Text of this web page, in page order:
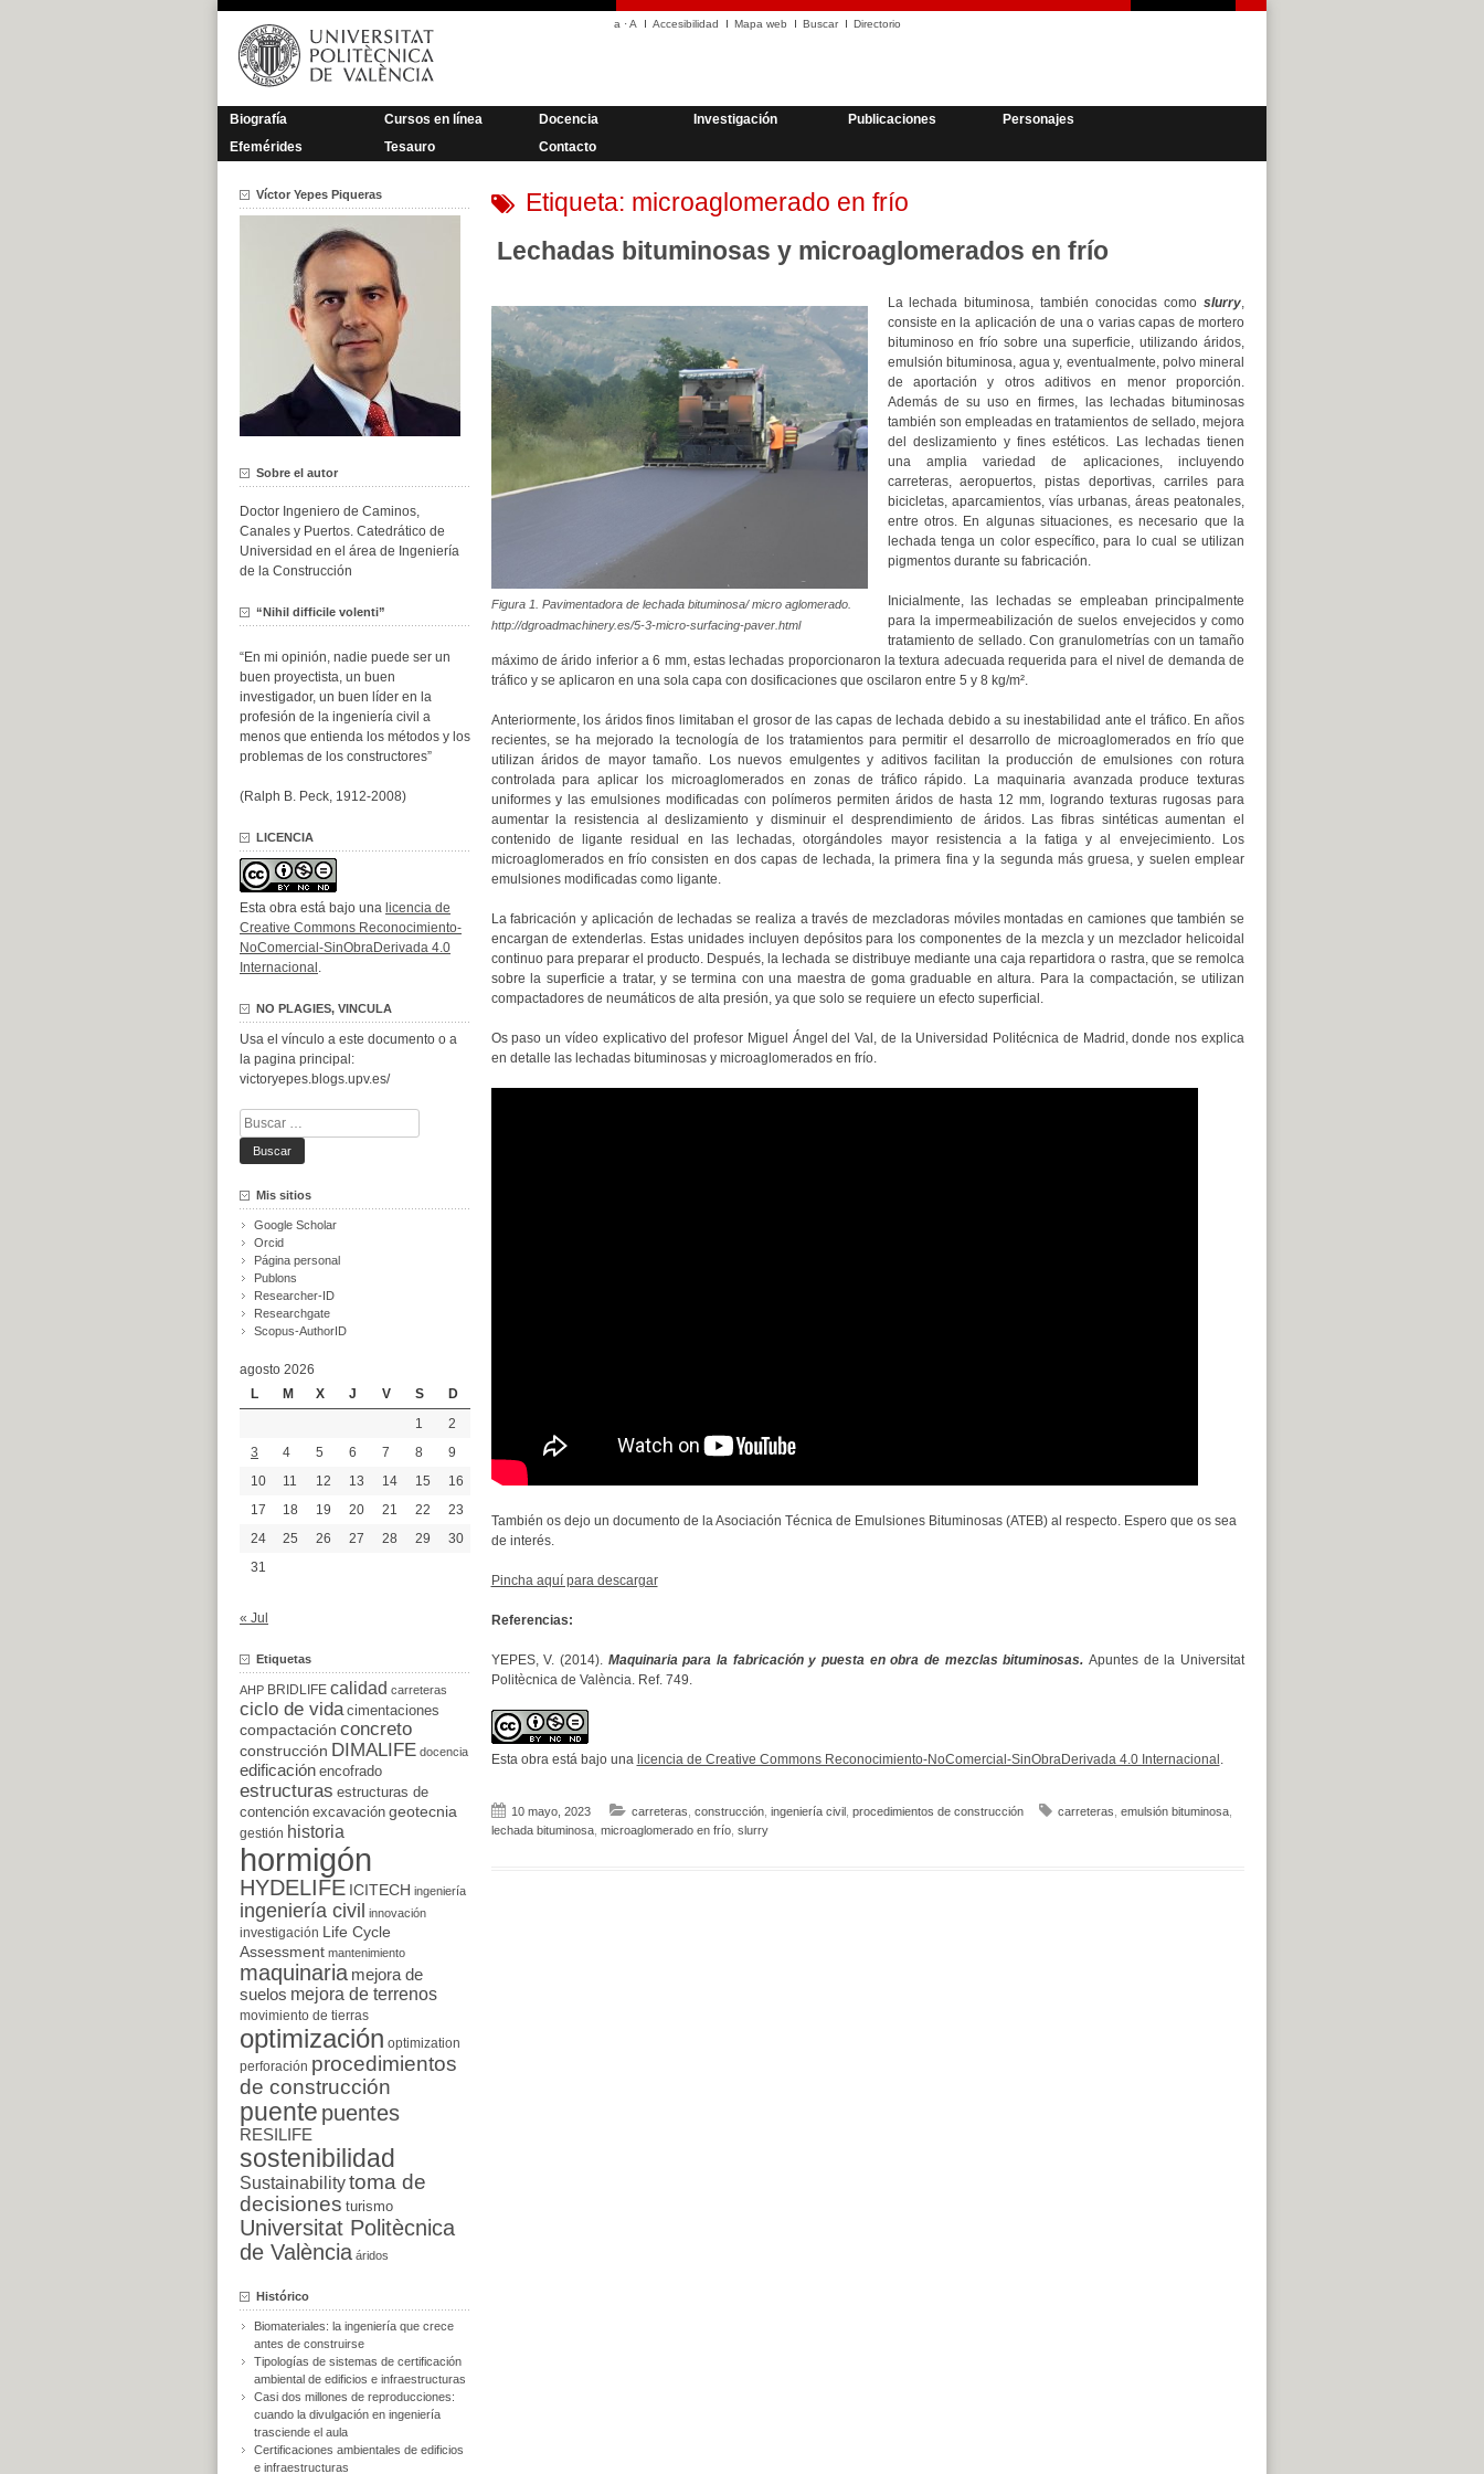
Saltar
contenido
a ·A Accesibilidad Mapa web Buscar Directorio
Biografía Cursos en línea Docencia Investigación Publicaciones
Personajes
Efemérides
Tesauro Contacto
Etiqueta: microaglomerado en frío
Lechadas bituminosas y microaglomerados en frío
Figura 1. Pavimentadora de lechada bituminosa/ micro aglomerado.
http://dgroadmachinery.es/5-3-micro-surfacing-paver.html
La lechada bituminosa, también conocidas como slurry,
consiste en la aplicación de una o varias capas de mortero
bituminoso en frío sobre una superficie, utilizando áridos,
emulsión bituminosa, agua y, eventualmente, polvo mineral
de aportación y otros aditivos en menor proporción.
Además de su uso en firmes, las lechadas bituminosas
también son empleadas en tratamientos de sellado, mejora
del deslizamiento y fines estéticos. Las lechadas tienen
una amplia variedad de aplicaciones, incluyendo
carreteras, aeropuertos, pistas deportivas, carriles para
bicicletas, aparcamientos, vías urbanas, áreas peatonales,
entre otros. En algunas situaciones, es necesario que la
lechada tenga un color específico, para lo cual se utilizan
pigmentos durante su fabricación.
Inicialmente, las lechadas se empleaban principalmente
para la impermeabilización de suelos envejecidos y como
tratamiento de sellado. Con granulometrías con un tamaño
máximo de árido inferior a 6 mm, estas lechadas proporcionaron la textura adecuada requerida para el nivel de demanda de
tráfico y se aplicaron en una sola capa con dosificaciones que oscilaron entre 5 y 8 kg/m².
Anteriormente, los áridos finos limitaban el grosor de las capas de lechada debido a su inestabilidad ante el tráfico. En años
recientes, se ha mejorado la tecnología de los tratamientos para permitir el desarrollo de microaglomerados en frío que
utilizan áridos de mayor tamaño. Los nuevos emulgentes y aditivos facilitan la producción de emulsiones con rotura
controlada para aplicar los microaglomerados en zonas de tráfico rápido. La maquinaria avanzada produce texturas
uniformes y las emulsiones modificadas con polímeros permiten áridos de hasta 12 mm, logrando texturas rugosas para
aumentar la resistencia al deslizamiento y disminuir el desprendimiento de áridos. Las fibras sintéticas aumentan el
contenido de ligante residual en las lechadas, otorgándoles mayor resistencia a la fatiga y al envejecimiento. Los
microaglomerados en frío consisten en dos capas de lechada, la primera fina y la segunda más gruesa, y suelen emplear
emulsiones modificadas como ligante.
La fabricación y aplicación de lechadas se realiza a través de mezcladoras móviles montadas en camiones que también se
encargan de extenderlas. Estas unidades incluyen depósitos para los componentes de la mezcla y un mezclador helicoidal
continuo para preparar el producto. Después, la lechada se distribuye mediante una caja repartidora o rastra, que se remolca
sobre la superficie a tratar, y se termina con una maestra de goma graduable en altura. Para la compactación, se utilizan
compactadores de neumáticos de alta presión, ya que solo se requiere un efecto superficial.
Os paso un vídeo explicativo del profesor Miguel Ángel del Val, de la Universidad Politécnica de Madrid, donde nos explica
en detalle las lechadas bituminosas y microaglomerados en frío.
También os dejo un documento de la Asociación Técnica de Emulsiones Bituminosas (ATEB) al respecto. Espero que os sea
de interés.
Pincha aquí para descargar
Referencias:
YEPES, V. (2014). Maquinaria para la fabricación y puesta en obra de mezclas bituminosas. Apuntes de la Universitat
Politècnica de València. Ref. 749.
Esta obra está bajo una licencia de Creative Commons Reconocimiento-NoComercial-SinObraDerivada 4.0 Internacional .
10 mayo, 2023 carreteras construcción, ingeniería civil procedimientos de construcción carreteras emulsión bituminosa,
lechada bituminosa, microaglomerado en frío, slurry
Víctor Yepes Piqueras
Sobre el autor
Doctor Ingeniero de Caminos,
Canales y Puertos. Catedrático de
Universidad en el área de Ingeniería
de la Construcción
“Nihil difficile volenti”
“En mi opinión, nadie puede ser un
buen proyectista, un buen
investigador, un buen líder en la
profesión de la ingeniería civil a
menos que entienda los métodos y los
problemas de los constructores”
(Ralph B. Peck, 1912-2008)
LICENCIA
Esta obra está bajo una licencia de
Creative Commons Reconocimiento-
NoComercial-SinObraDerivada 4.0
Internacional .
NO PLAGIES, VINCULA
Usa el vínculo a este documento o a
la pagina principal:
victoryepes.blogs.upv.es/
Buscar:
Mis sitios
Google Scholar
Orcid
Página personal
Publons
Researcher-ID
Researchgate
Scopus-AuthorID
agosto 2026
L
M X J V S
D
1
2
3
4 5 6 7 8
9
10
11 12 13 14 15
16
17
18 19 20 21 22
23
24
25 26 27 28 29
30
31
« Jul
Etiquetas
AHP BRIDLIFE calidad carreteras
ciclo de vida cimentaciones
compactación concreto
construcción DIMALIFE docencia
edificación encofrado
estructuras estructuras de
contención excavación geotecnia
gestión historia
hormigón
HYDELIFE ICITECH ingeniería
ingeniería civil innovación
investigación
Life Cycle
Assessment mantenimiento
maquinaria mejora de
suelos mejora de terrenos
movimiento de tierras
optimización optimization
perforación procedimientos
de construcción
puente puentes
RESILIFE
sostenibilidad
Sustainabilitytoma de
decisiones turismo
Universitat Politècnica
de València áridos
Histórico
Biomateriales: la ingeniería que crece
antes de construirse
Tipologías de sistemas de certificación
ambiental de edificios e infraestructuras
Casi dos millones de reproducciones:
cuando la divulgación en ingeniería
trasciende el aula
Certificaciones ambientales de edificios
e infraestructuras